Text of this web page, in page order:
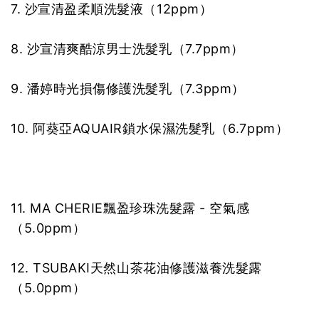
7. 沙宣清盈柔順洗髮液（12ppm）
8. 沙宣清爽酷涼男士洗髮乳（7.7ppm）
9. 潘婷時光損傷修護洗髮乳（7.3ppm）
10. 阿葵亞AQUAIR鎖水保濕洗髮乳（6.7ppm）
11. MA CHERIE飄盈珍珠洗髮露 - 空氣感
（5.0ppm）
12. TSUBAKI天然山茶花油修護滋養洗髮露
（5.0ppm）